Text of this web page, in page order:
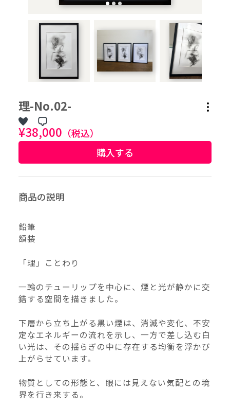
例：作品名 / アーティスト名 / @ユーザー名 / タグ
アーティストタグ
価格（指定）
サイズ（mm）
幅
配送料の負担
理-No.02-
¥38,000 （税込）
購入する
商品の説明
鉛筆
額装
「理」ことわり
一輪のチューリップを中心に、煙と光が静かに交
錯する空間を描きました。
下層から立ち上がる黒い煙は、消滅や変化、不安
定なエネルギーの流れを示し、一方で差し込む白
い光は、その揺らぎの中に存在する均衡を浮かび
上がらせています。
物質としての形態と、眼には見えない気配との境
界を行き来する。